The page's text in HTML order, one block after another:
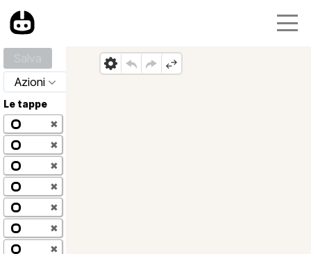
Azioni
Le tappe
✖
✖
✖
✖
✖
✖
✖